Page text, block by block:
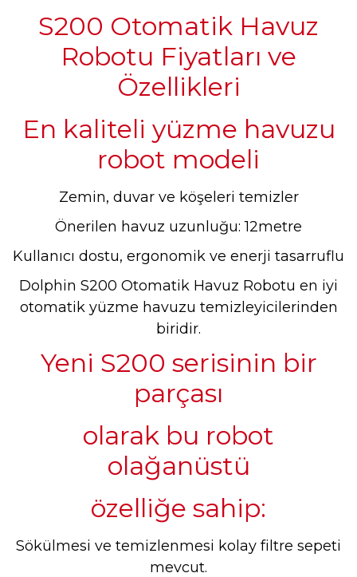
S200 Otomatik Havuz
Robotu Fiyatları ve
Özellikleri
En kaliteli yüzme havuzu
robot modeli
Zemin, duvar ve köşeleri temizler
Önerilen havuz uzunluğu: 12metre
Kullanıcı dostu, ergonomik ve enerji tasarruflu
Dolphin S200 Otomatik Havuz Robotu en iyi
otomatik yüzme havuzu temizleyicilerinden
biridir.
Yeni S200 serisinin bir
parçası
olarak bu robot
olağanüstü
özelliğe sahip:
Sökülmesi ve temizlenmesi kolay filtre sepeti
mevcut.